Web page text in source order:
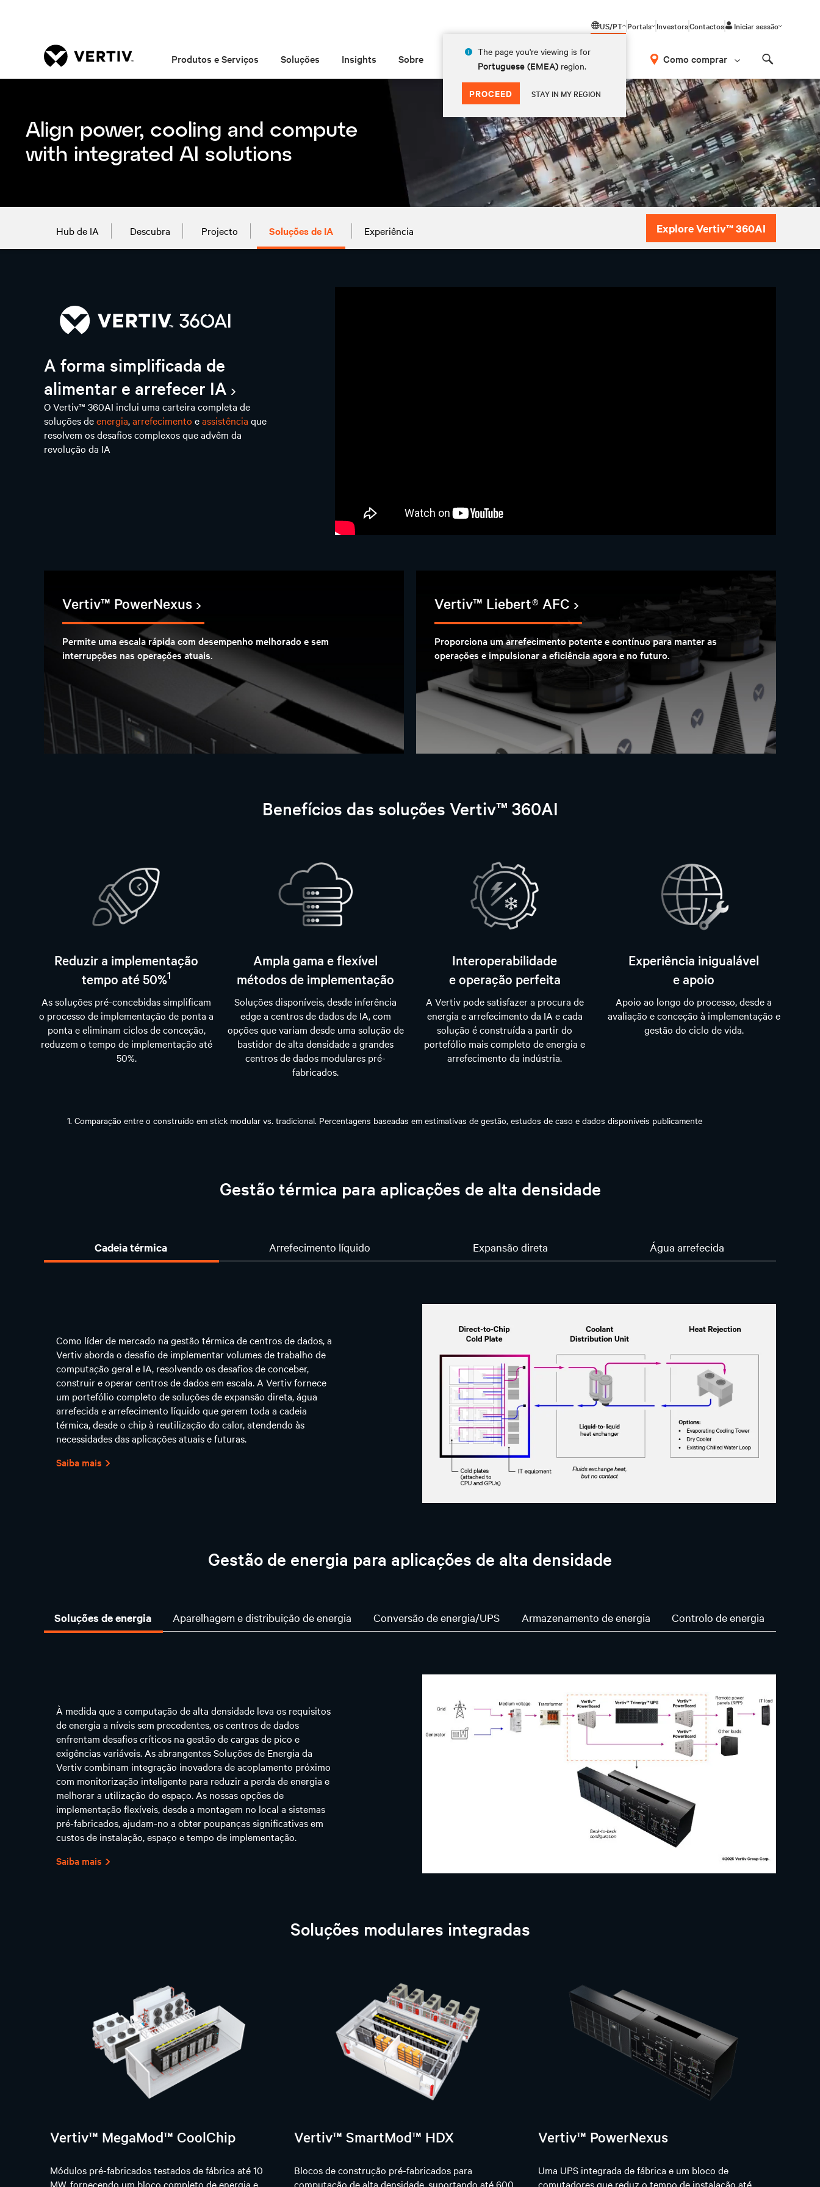
US/PT
The page you're viewing is for
Portuguese (EMEA) region.
PROCEED STAY IN MY REGION
Portals InvestorsContactos Iniciar sessão
Produtos e Serviços Soluções Insights Sobre Como comprar
Hub de IA Descubra Projecto Soluções de IA Experiência Explore Vertiv™ 360AI
A forma simplificada de
alimentar e arrefecer IA
O Vertiv™ 360AI inclui uma carteira completa de
soluções deenergia,arrefecimento eassistência que
resolvem os desafios complexos que advêm da
revolução da IA
Vertiv™ PowerNexus
Permite uma escala rápida com desempenho melhorado e sem
interrupções nas operações atuais.
Vertiv™ Liebert® AFC
Proporciona um arrefecimento potente e contínuo para manter as
operações e impulsionar a eficiência agora e no futuro.
Benefícios das soluções Vertiv™ 360AI
Reduzir a implementação
tempo até 50%1
As soluções pré-concebidas simplificam
o processo de implementação de ponta a
ponta e eliminam ciclos de conceção,
reduzem o tempo de implementação até
50%.
Ampla gama e flexível
métodos de implementação
Soluções disponíveis, desde inferência
edge a centros de dados de IA, com
opções que variam desde uma solução de
bastidor de alta densidade a grandes
centros de dados modulares pré-
fabricados.
Interoperabilidade
e operação perfeita
A Vertiv pode satisfazer a procura de
energia e arrefecimento da IA e cada
solução é construída a partir do
portefólio mais completo de energia e
arrefecimento da indústria.
Experiência inigualável
e apoio
Apoio ao longo do processo, desde a
avaliação e conceção à implementação e
gestão do ciclo de vida.
1. Comparação entre o construído em stick modular vs. tradicional. Percentagens baseadas em estimativas de gestão, estudos de caso e dados disponíveis publicamente
Gestão térmica para aplicações de alta densidade
Cadeia térmica Arrefecimento líquido Expansão direta Água arrefecida
Como líder de mercado na gestão térmica de centros de dados, a
Vertiv aborda o desafio de implementar volumes de trabalho de
computação geral e IA, resolvendo os desafios de conceber,
construir e operar centros de dados em escala. A Vertiv fornece
um portefólio completo de soluções de expansão direta, água
arrefecida e arrefecimento líquido que gerem toda a cadeia
térmica, desde o chip à reutilização do calor, atendendo às
necessidades das aplicações atuais e futuras.
Saiba mais
Gestão de energia para aplicações de alta densidade
Soluções de energia Aparelhagem e distribuição de energia Conversão de energia/UPS Armazenamento de energia Controlo de energia
À medida que a computação de alta densidade leva os requisitos
de energia a níveis sem precedentes, os centros de dados
enfrentam desafios críticos na gestão de cargas de pico e
exigências variáveis. As abrangentes Soluções de Energia da
Vertiv combinam integração inovadora de acoplamento próximo
com monitorização inteligente para reduzir a perda de energia e
melhorar a utilização do espaço. As nossas opções de
implementação flexíveis, desde a montagem no local a sistemas
pré-fabricados, ajudam-no a obter poupanças significativas em
custos de instalação, espaço e tempo de implementação.
Saiba mais
Soluções modulares integradas
Vertiv™ MegaMod™ CoolChip
Módulos pré-fabricados testados de fábrica até 10
MW, fornecendo um bloco completo de energia e
Vertiv™ SmartMod™ HDX
Blocos de construção pré-fabricados para
computação de alta densidade, suportando até 600
Vertiv™ PowerNexus
Uma UPS integrada de fábrica e um bloco de
comutadores que reduz o tempo de instalação até